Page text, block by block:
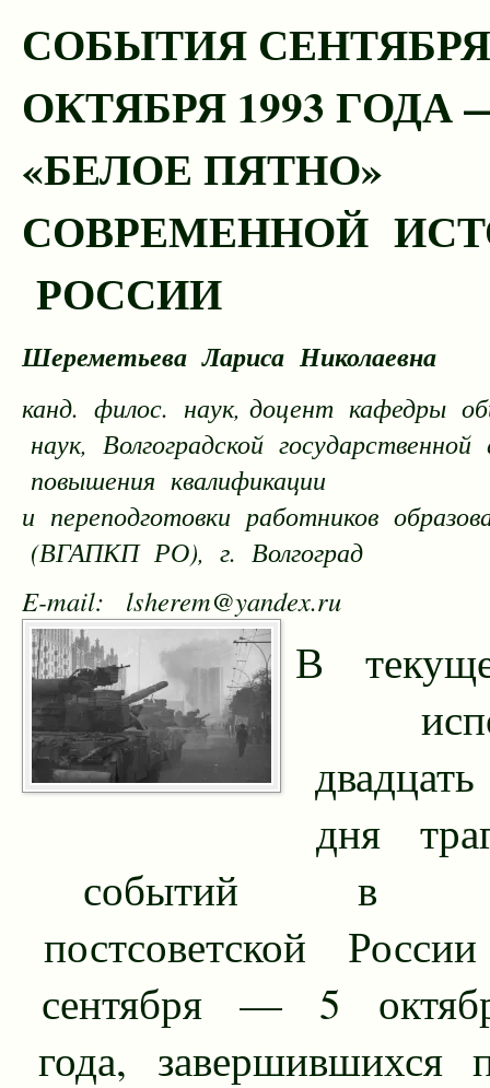
СОБЫТИЯ
ОКТЯБРЯ 1993 ГОДА
«БЕЛОЕ ПЯТНО»
СОВРЕМЕННОЙ
РОССИИ
Шереметьева Лариса Николаевна
канд. филос. наук, доцент кафедры
наук, Волгоградской государственной
повышения квалификации
и переподготовки работников
(ВГАПКП РО), г. Волгоград
E-mail: lsherem@yandex.ru
В
дня
событий в
постсоветской
сентября — 5
года, завершившихся